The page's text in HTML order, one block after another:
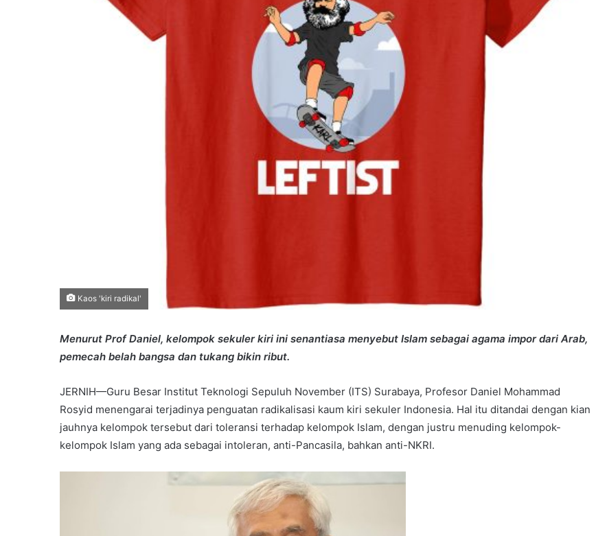
Kaos 'kiri radikal'
Menurut Prof Daniel, kelompok sekuler kiri ini senantiasa menyebut Islam sebagai agama impor dari Arab,
pemecah belah bangsa dan tukang bikin ribut.
JERNIH—Guru Besar Institut Teknologi Sepuluh November (ITS) Surabaya, Profesor Daniel Mohammad
Rosyid menengarai terjadinya penguatan radikalisasi kaum kiri sekuler Indonesia. Hal itu ditandai dengan kian
jauhnya kelompok tersebut dari toleransi terhadap kelompok Islam, dengan justru menuding kelompok-
kelompok Islam yang ada sebagai intoleran, anti-Pancasila, bahkan anti-NKRI.